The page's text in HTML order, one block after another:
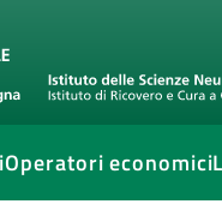
Operatori economici